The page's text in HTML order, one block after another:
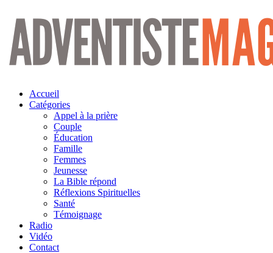
Aller
contenu
Accueil
Catégories
Appel à la prière
Couple
Éducation
Famille
Femmes
Jeunesse
La Bible répond
Réflexions Spirituelles
Santé
Témoignage
Radio
Vidéo
Contact